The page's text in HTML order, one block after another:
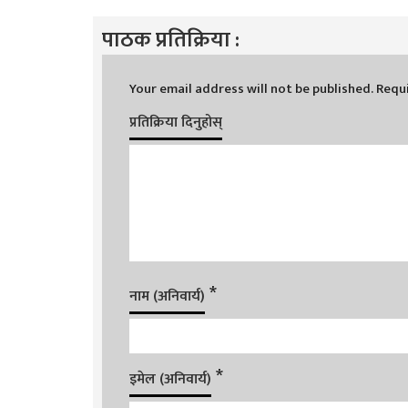
पाठक प्रतिक्रिया :
Your email address will not be published.
प्रतिक्रिया दिनुहोस्
नाम (अनिवार्य) *
इमेल (अनिवार्य) *